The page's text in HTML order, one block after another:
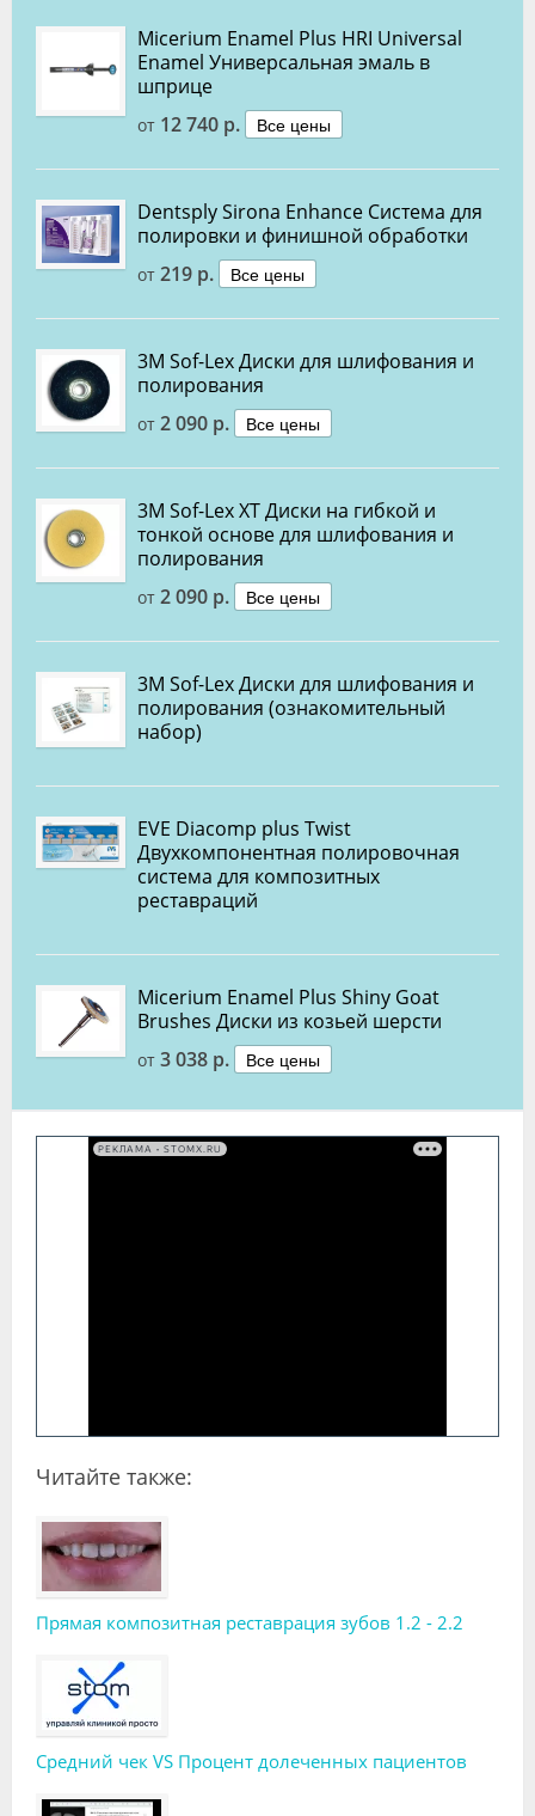
Micerium Enamel Plus HRI Universal
Enamel Универсальная эмаль в
шприце
от 12 740 р. Все цены
Dentsply Sirona Enhance Система для
полировки и финишной обработки
от 219 р. Все цены
3M Sof-Lex Диски для шлифования и
полирования
от 2 090 р. Все цены
3M Sof-Lex XT Диски на гибкой и
тонкой основе для шлифования и
полирования
от 2 090 р. Все цены
3M Sof-Lex Диски для шлифования и
полирования (ознакомительный
набор)
EVE Diacomp plus Twist
Двухкомпонентная полировочная
система для композитных
реставраций
Micerium Enamel Plus Shiny Goat
Brushes Диски из козьей шерсти
от 3 038 р. Все цены
РЕКЛАМА • STOMX.RU
Читайте также:
Прямая композитная реставрация зубов 1.2 - 2.2
Средний чек VS Процент долеченных пациентов